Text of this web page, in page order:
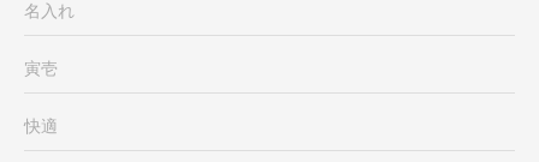
名入れ
寅壱
快適